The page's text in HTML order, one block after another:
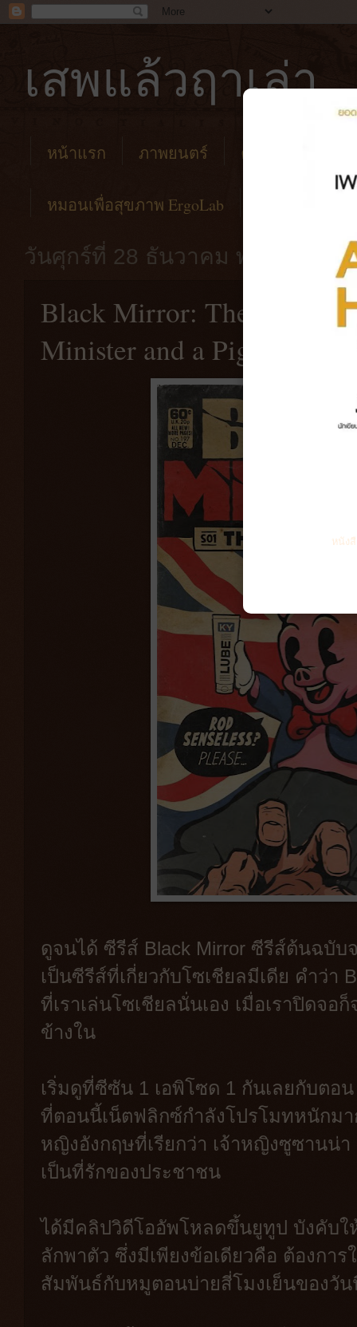
เสพแล้วฤาเล่า
หน้าแรก ภาพยนตร์ คาเฟ่
หมอนเพื่อสุขภาพ ErgoLab
วันศุกร์ที่ 28 ธันวาคม พ.ศ. 2561
Black Mirror: The
Minister and a Pig
ดูจนได้ ซีรีส์ Black Mirror ซีรีส์ต้นฉบับ
เป็นซีรีส์ที่เกี่ยวกับโซเชียลมีเดีย คำว่า
ที่เราเล่นโซเชียลนั่นเอง เมื่อเราปิดจอ
ข้างใน
เริ่มดูที่ซีซัน 1 เอพิโซด 1 กันเลยกับตอ
ที่ตอนนี้เน็ตฟลิกซ์กำลังโปรโมทหนักมา
หญิงอังกฤษที่เรียกว่า เจ้าหญิงซูซานน่า
เป็นที่รักของประชาชน
ได้มีคลิปวิดีโออัพโหลดขึ้นยูทูป บังคับใ
ลักพาตัว ซึ่งมีเพียงข้อเดียวคือ ต้องกา
สัมพันธ์กับหมูตอนบ่ายสี่โมงเย็นของวั
หนัง